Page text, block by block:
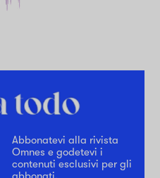
Abbonatevi alla rivista
Omnes e godetevi i
contenuti esclusivi per gli